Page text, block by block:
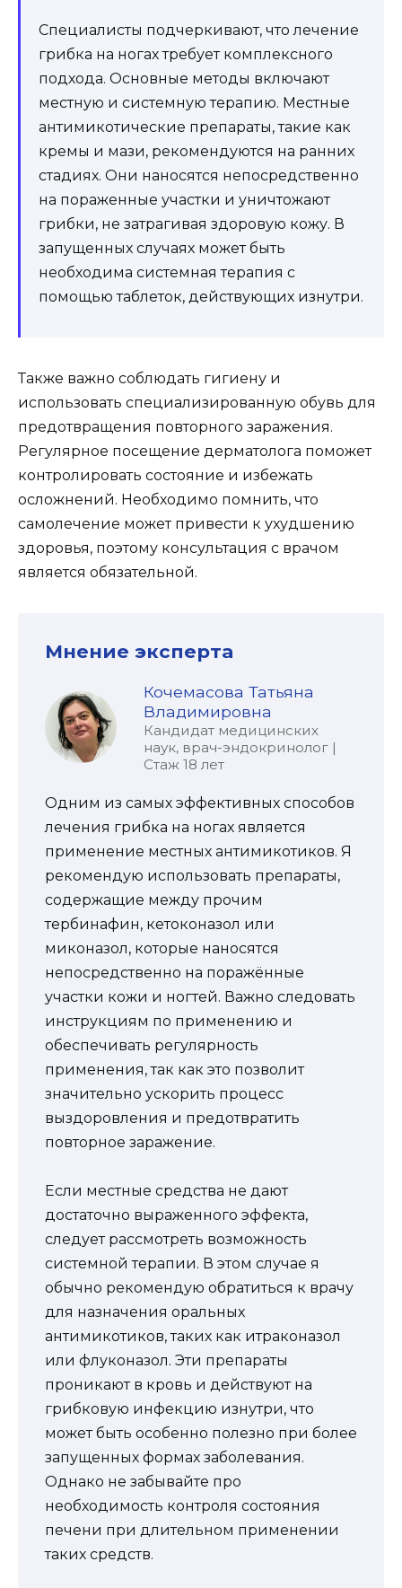
Специалисты подчеркивают, что лечение
грибка на ногах требует комплексного
подхода. Основные методы включают
местную и системную терапию. Местные
антимикотические препараты, такие как
кремы и мази, рекомендуются на ранних
стадиях. Они наносятся непосредственно
на пораженные участки и уничтожают
грибки, не затрагивая здоровую кожу. В
запущенных случаях может быть
необходима системная терапия с
помощью таблеток, действующих изнутри.
Также важно соблюдать гигиену и
использовать специализированную обувь для
предотвращения повторного заражения.
Регулярное посещение дерматолога поможет
контролировать состояние и избежать
осложнений. Необходимо помнить, что
самолечение может привести к ухудшению
здоровья, поэтому консультация с врачом
является обязательной.
Мнение эксперта
Кочемасова Татьяна
Владимировна
Кандидат медицинских
наук, врач-эндокринолог |
Стаж 18 лет
Одним из самых эффективных способов
лечения грибка на ногах является
применение местных антимикотиков. Я
рекомендую использовать препараты,
содержащие между прочим
тербинафин, кетоконазол или
миконазол, которые наносятся
непосредственно на поражённые
участки кожи и ногтей. Важно следовать
инструкциям по применению и
обеспечивать регулярность
применения, так как это позволит
значительно ускорить процесс
выздоровления и предотвратить
повторное заражение.
Если местные средства не дают
достаточно выраженного эффекта,
следует рассмотреть возможность
системной терапии. В этом случае я
обычно рекомендую обратиться к врачу
для назначения оральных
антимикотиков, таких как итраконазол
или флуконазол. Эти препараты
проникают в кровь и действуют на
грибковую инфекцию изнутри, что
может быть особенно полезно при более
запущенных формах заболевания.
Однако не забывайте про
необходимость контроля состояния
печени при длительном применении
таких средств.